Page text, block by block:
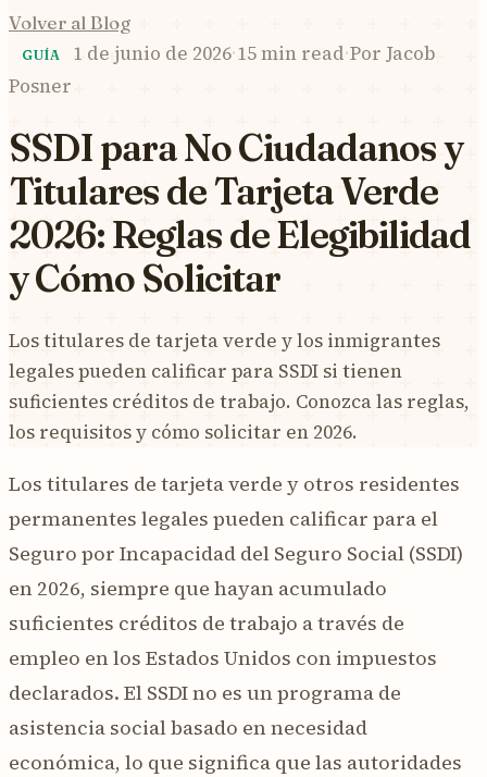
Volver al Blog
GUÍA 1 de junio de 2026·15 min read·Por Jacob
Posner
SSDI para No Ciudadanos y
Titulares de Tarjeta Verde
2026: Reglas de Elegibilidad
y Cómo Solicitar
Los titulares de tarjeta verde y los inmigrantes
legales pueden calificar para SSDI si tienen
suficientes créditos de trabajo. Conozca las reglas,
los requisitos y cómo solicitar en 2026.
Los titulares de tarjeta verde y otros residentes
permanentes legales pueden calificar para el
Seguro por Incapacidad del Seguro Social (SSDI)
en 2026, siempre que hayan acumulado
suficientes créditos de trabajo a través de
empleo en los Estados Unidos con impuestos
declarados. El SSDI no es un programa de
asistencia social basado en necesidad
económica, lo que significa que las autoridades